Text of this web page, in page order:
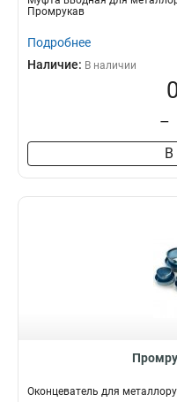
Промрукав
Подробнее
Наличие: В наличии
–
В
Оконцеватель для